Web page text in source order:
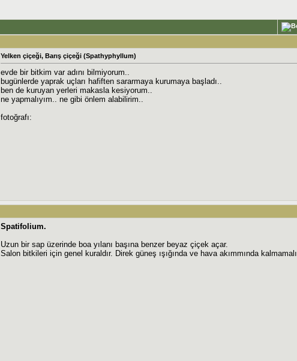
Yelken çiçeği, Barış çiçeği (Spathyphyllum)
evde bir bitkim var adını bilmiyorum..
bugünlerde yaprak uçları hafiften sararmaya kurumaya başladı..
ben de kuruyan yerleri makasla kesiyorum..
ne yapmalıyım.. ne gibi önlem alabilirim..
fotoğrafı:
Spatifolium.
Uzun bir sap üzerinde boa yılanı başına benzer beyaz çiçek açar.
Salon bitkileri için genel kuraldır. Direk güneş ışığında ve hava akımmında kalmamalı